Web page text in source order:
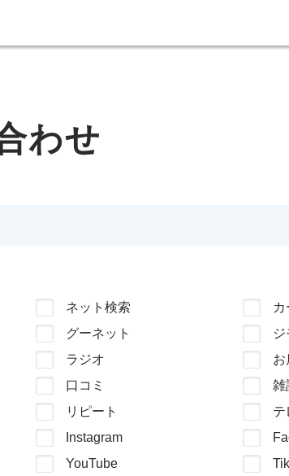
わせ
ネット検索
グーネット
ラジオ
お
口コミ
雑
リピート
テ
Instagram
YouTube